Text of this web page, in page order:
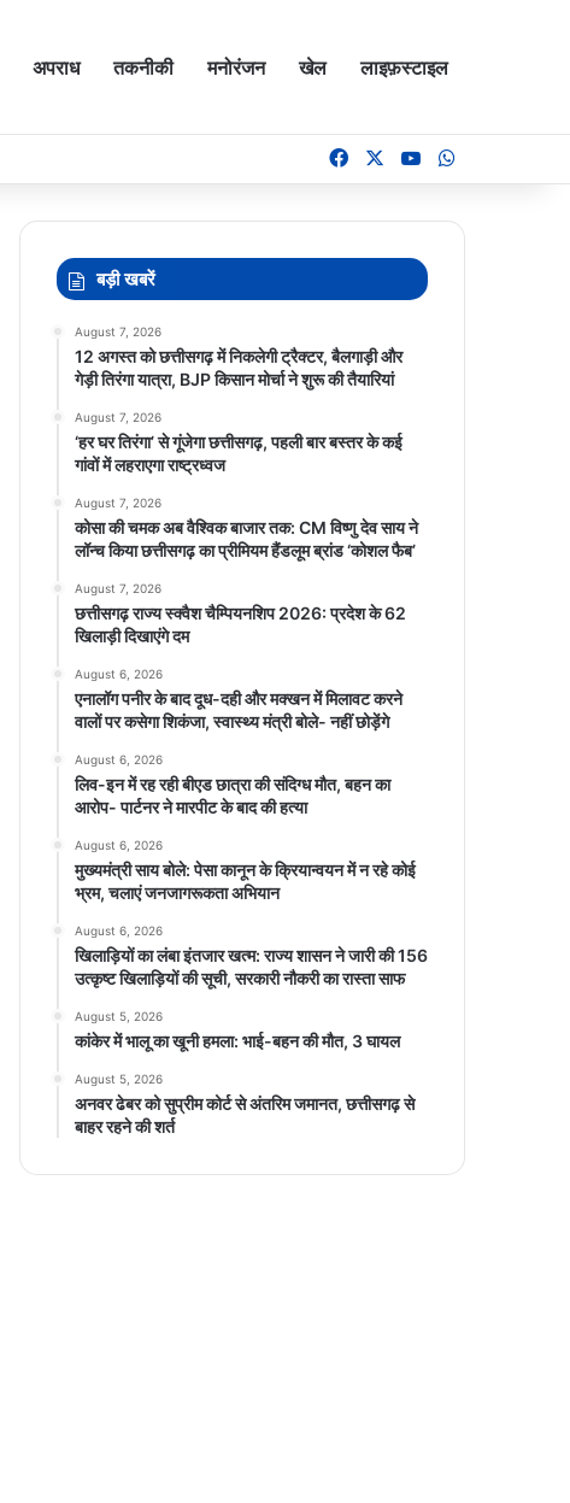
अपराध तकनीकी मनोरंजन खेल लाइफ़स्टाइल
FacebookYouTube
बड़ी खबरें
August 7, 2026
12 अगस्त को छत्तीसगढ़ में निकलेगी ट्रैक्टर, बैलगाड़ी और
गेड़ी तिरंगा यात्रा, BJP किसान मोर्चा ने शुरू की तैयारियां
August 7, 2026
‘हर घर तिरंगा’ से गूंजेगा छत्तीसगढ़, पहली बार बस्तर के कई
गांवों में लहराएगा राष्ट्रध्वज
August 7, 2026
कोसा की चमक अब वैश्विक बाजार तक: CM विष्णु देव साय ने
लॉन्च किया छत्तीसगढ़ का प्रीमियम हैंडलूम ब्रांड ‘कोशल फैब’
August 7, 2026
छत्तीसगढ़ राज्य स्क्वैश चैम्पियनशिप 2026: प्रदेश के 62
खिलाड़ी दिखाएंगे दम
August 6, 2026
एनालॉग पनीर के बाद दूध-दही और मक्खन में मिलावट करने
वालों पर कसेगा शिकंजा, स्वास्थ्य मंत्री बोले- नहीं छोड़ेंगे
August 6, 2026
लिव-इन में रह रही बीएड छात्रा की संदिग्ध मौत, बहन का
आरोप- पार्टनर ने मारपीट के बाद की हत्या
August 6, 2026
मुख्यमंत्री साय बोले: पेसा कानून के क्रियान्वयन में न रहे कोई
भ्रम, चलाएं जनजागरूकता अभियान
August 6, 2026
खिलाड़ियों का लंबा इंतजार खत्म: राज्य शासन ने जारी की 156
उत्कृष्ट खिलाड़ियों की सूची, सरकारी नौकरी का रास्ता साफ
August 5, 2026
कांकेर में भालू का खूनी हमला: भाई-बहन की मौत, 3 घायल
August 5, 2026
अनवर ढेबर को सुप्रीम कोर्ट से अंतरिम जमानत, छत्तीसगढ़ से
बाहर रहने की शर्त